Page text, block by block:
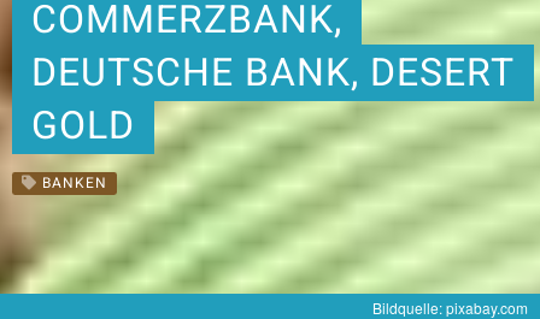
COMMERZBANK,
DEUTSCHE BANK, DESERT
GOLD
BANKEN
Bildquelle: pixabay.com